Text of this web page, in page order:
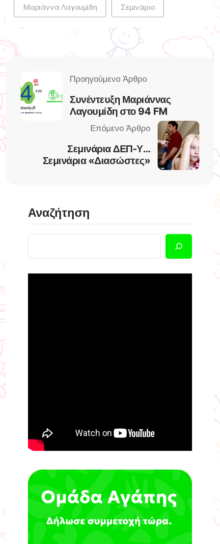
Μαριάννα Λαγουμίδη Σεμινάριο
Συνέντευξη Μαριάννας
Λαγουμίδη στο 94 FM
Σεμινάρια ΔΕΠ-Υ…
Σεμινάρια «Διασώστες»
Αναζήτηση